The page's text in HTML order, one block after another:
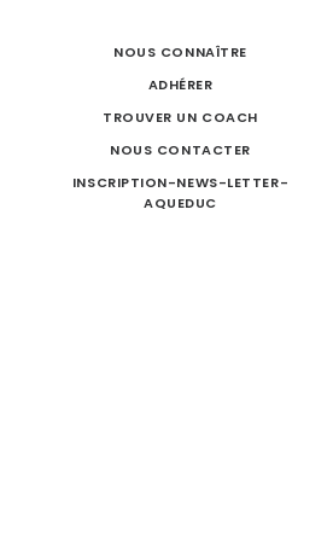
NOUS CONNAÎTRE
ADHÉRER
TROUVER UN COACH
NOUS CONTACTER
INSCRIPTION-NEWS-LETTER-
AQUEDUC